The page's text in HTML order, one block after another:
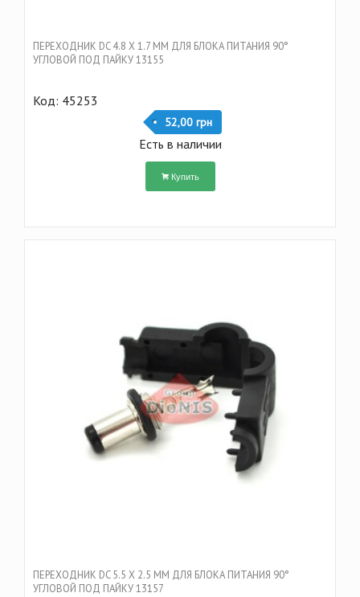
ПЕРЕХОДНИК DC 4.8 Х 1.7 ММ ДЛЯ БЛОКА ПИТАНИЯ 90°
УГЛОВОЙ ПОД ПАЙКУ 13155
Код: 45253
52,00 грн
Есть в наличии
Купить
ПЕРЕХОДНИК DC 5.5 Х 2.5 ММ ДЛЯ БЛОКА ПИТАНИЯ 90°
УГЛОВОЙ ПОД ПАЙКУ 13157